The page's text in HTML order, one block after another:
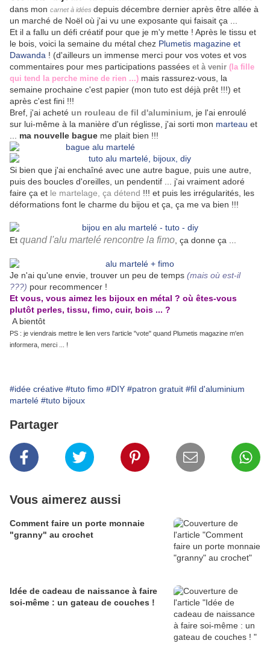
dans mon carnet à idées depuis décembre dernier après être allée à
un marché de Noël où j'ai vu une exposante qui faisait ça ...
Et il a fallu un défi créatif pour que je m'y mette ! Après le tissu et
le bois, voici la semaine du métal chez Plumetis magazine et
Dawanda ! (d'ailleurs un immense merci pour vos votes et vos
commentaires pour mes participations passées et à venir (la fille
qui tend la perche mine de rien ...) mais rassurez-vous, la
semaine prochaine c'est papier (mon tuto est déjà prêt !!!) et
après c'est fini !!!
Bref, j'ai acheté un rouleau de fil d'aluminium , je l'ai enroulé
sur lui-même à la manière d'un réglisse, j'ai sorti mon marteau et
ma nouvelle bague me plait bien !!!
Si bien que j'ai enchaîné avec une autre bague, puis une autre,
puis des boucles d'oreilles, un pendentif ... j'ai vraiment adoré
faire ça et le martelage, ça détend !!! et puis les irrégularités, les
déformations font le charme du bijou et ça, ça me va bien !!!
Et quand l'alu martelé rencontre la fimo , ça donne ça ...
Je n'ai qu'une envie, trouver un peu de temps (mais où est-il
???) pour recommencer !
Et vous, vous aimez les bijoux en métal ? où êtes-vous
plutôt perles, tissu, fimo, cuir, bois ... ?
A bientôt
PS : je viendrais mettre le lien vers l'article "vote" quand Plumetis magazine m'en
informera, merci ... !
#idée créative #tuto fimo #DIY #patron gratuit #fil d'aluminium
martelé #tuto bijoux
Partager
Vous aimerez aussi
Comment faire un porte monnaie
"granny" au crochet
Idée de cadeau de naissance à faire
soi-même : un gateau de couches !